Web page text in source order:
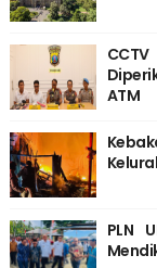
ATM
PLN